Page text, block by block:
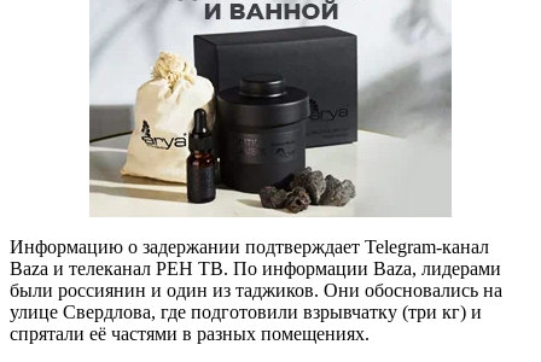
Информацию о задержании подтверждает Telegram-канал
Baza и телеканал РЕН ТВ. По информации Baza, лидерами
были россиянин и один из таджиков. Они обосновались на
улице Свердлова, где подготовили взрывчатку (три кг) и
спрятали её частями в разных помещениях.